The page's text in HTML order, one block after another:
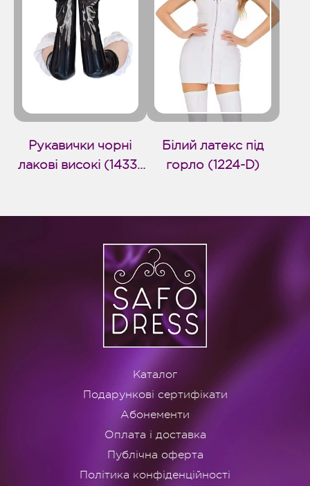
Рукавички чорні
лакові високі (1433-
Білий латекс під
горло (1224-D)
Каталог
Подарункові сертифікати
Абонементи
Оплата і доставка
Публічна оферта
Політика конфіденційності